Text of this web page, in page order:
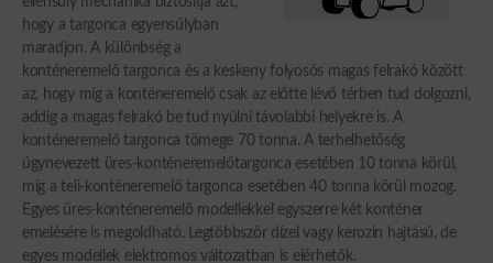
hogy a targonca egyensúlyban
maradjon. A különbség a
konténeremelő targonca és a keskeny folyosós magas felrakó között
az, hogy míg a konténeremelő csak az előtte lévő térben tud dolgozni,
addig a magas felrakó be tud nyúlni távolabbi helyekre is. A
konténeremelő targonca tömege 70 tonna. A terhelhetőség
úgynevezett üres-konténeremelőtargonca esetében 10 tonna körül,
míg a teli-konténeremelő targonca esetében 40 tonna körül mozog.
Egyes üres-konténeremelő modellekkel egyszerre két konténer
emelésére is megoldható. Legtöbbször dízel vagy kerozin hajtású, de
egyes modellek elektromos változatban is elérhetők.